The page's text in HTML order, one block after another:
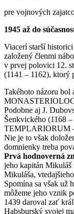
pre vojnových
1945 až do
Viacerí starší
založený členmi
v prvej polovici 12.
(1141 – 1162), ktorý
Takéhoto názoru
Podobne aj J.
Šenkvického (1168
TEMPLARIORUM
Nie je to však
domnienky treba
Prvá hodnoverná
jeho kapitán Mikuláš
Mikuláša,
Spomína sa však už
môžeme jeho vznik
1439 daroval zať
Habsburský svojej